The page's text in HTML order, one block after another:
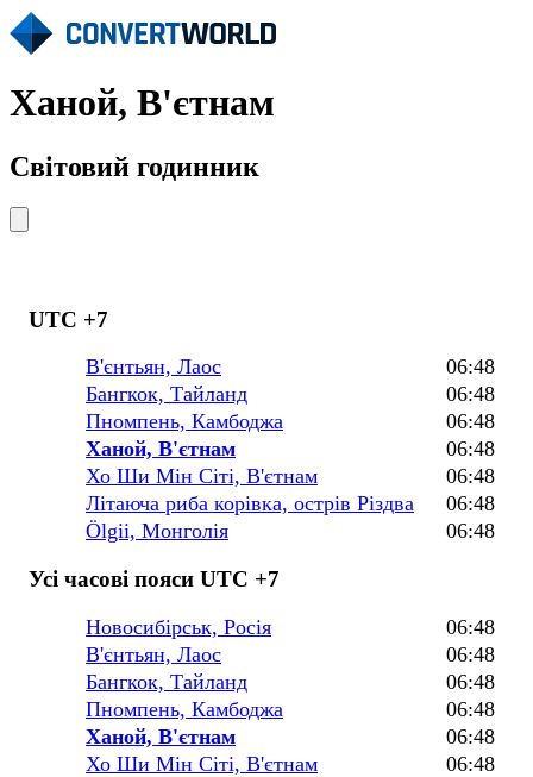
Ханой, В'єтнам
Світовий годинник
UTC +7
В'єнтьян, Лаос
06:48
Бангкок, Тайланд
06:48
Пномпень, Камбоджа
06:48
Ханой, В'єтнам
06:48
Хо Ши Мін Сіті, В'єтнам
06:48
Літаюча риба корівка, острів Різдва
06:48
Ölgii, Монголія
06:48
Усі часові пояси UTC +7
Новосибірськ, Росія
06:48
В'єнтьян, Лаос
06:48
Бангкок, Тайланд
06:48
Пномпень, Камбоджа
06:48
Ханой, В'єтнам
06:48
Хо Ши Мін Сіті, В'єтнам
06:48